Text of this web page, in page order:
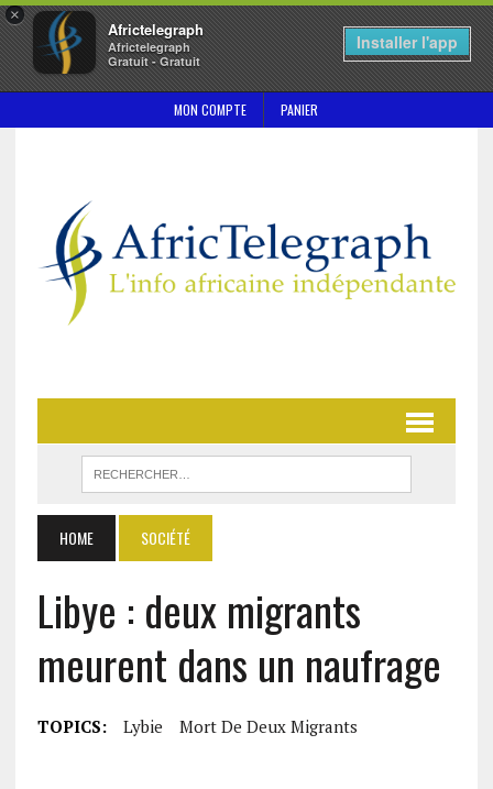
×
Africtelegraph
Africtelegraph
Gratuit - Gratuit
Installer l'app
MON COMPTE PANIER
HOME SOCIÉTÉ
Libye : deux migrants
meurent dans un naufrage
TOPICS: Lybie Mort De Deux Migrants